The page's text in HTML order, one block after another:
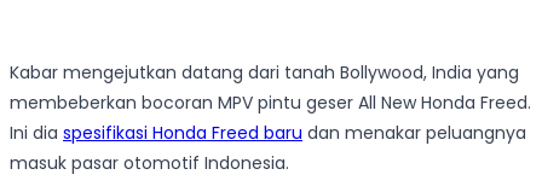
Kabar mengejutkan datang dari tanah Bollywood, India yang
membeberkan bocoran MPV pintu geser All New Honda Freed.
Ini dia spesifikasi Honda Freed baru dan menakar peluangnya
masuk pasar otomotif Indonesia.